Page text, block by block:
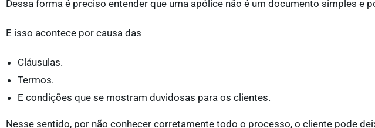
Dessa forma é preciso entender que uma apólice não é um documento simples
E isso acontece por causa das
Cláusulas.
Termos.
E condições que se mostram duvidosas para os clientes.
Nesse sentido, por não conhecer corretamente todo o processo, o cliente pode